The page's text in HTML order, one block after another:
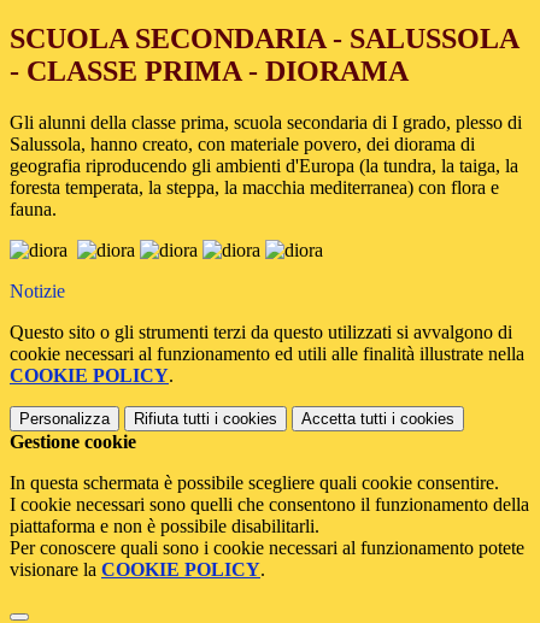
SCUOLA SECONDARIA - SALUSSOLA
- CLASSE PRIMA - DIORAMA
Gli alunni della classe prima, scuola secondaria di I grado, plesso di
Salussola, hanno creato, con materiale povero, dei diorama di
geografia riproducendo gli ambienti d'Europa (la tundra, la taiga, la
foresta temperata, la steppa, la macchia mediterranea) con flora e
fauna.
Notizie
Questo sito o gli strumenti terzi da questo utilizzati si avvalgono di
cookie necessari al funzionamento ed utili alle finalità illustrate nella
COOKIE POLICY.
Personalizza Rifiuta tutti i cookies Accetta tutti i cookies
Gestione cookie
In questa schermata è possibile scegliere quali cookie consentire.
I cookie necessari sono quelli che consentono il funzionamento della
piattaforma e non è possibile disabilitarli.
Per conoscere quali sono i cookie necessari al funzionamento potete
visionare la COOKIE POLICY.